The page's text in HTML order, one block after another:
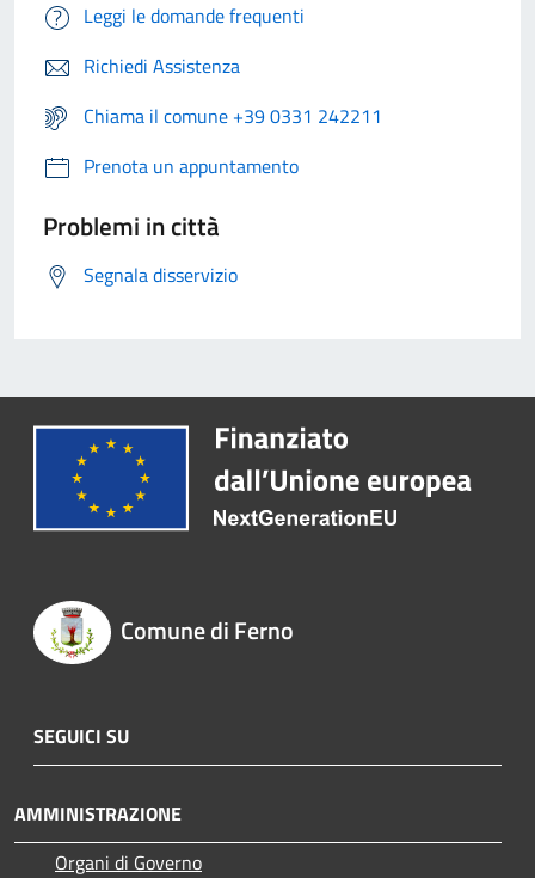
Leggi le domande frequenti
Richiedi Assistenza
Chiama il comune +39 0331 242211
Prenota un appuntamento
Problemi in città
Segnala disservizio
Comune di Ferno
SEGUICI SU
AMMINISTRAZIONE
Organi di Governo